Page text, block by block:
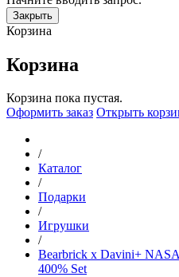
Закрыть
Корзина
Корзина
Корзина пока пустая.
Оформить заказ Открыть
/
Каталог
/
Подарки
/
Игрушки
/
Bearbrick x Davini+
400% Set